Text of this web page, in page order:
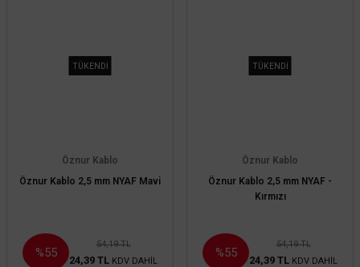
TÜKENDİ
Öznur Kablo
Öznur Kablo 2,5 mm NYAF Mavi
%55
54,19 TL
24,39 TL KDV DAHİL
TÜKENDİ
Öznur Kablo
Öznur Kablo 2,5 mm NYAF -
Kırmızı
%55
54,19 TL
24,39 TL KDV DAHİL